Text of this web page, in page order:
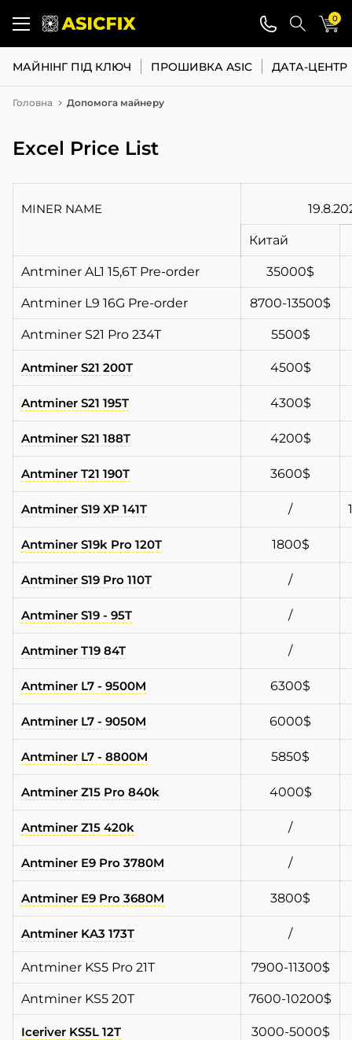
0
МАЙНІНГ ПІД КЛЮЧ ПРОШИВКА ASIC ДАТА-ЦЕНТР
Головна Допомога майнеру
Excel Price List
MINER NAME
Китай
Antminer AL1 15,6T Pre-order 35000$
Antminer L9 16G Pre-order 8700-13500$
Antminer S21 Pro 234T 5500$
Antminer S21 200T 4500$
Antminer S21 195T 4300$
Antminer S21 188T 4200$
Antminer T21 190T 3600$
Antminer S19 XP 141T /
Antminer S19k Pro 120T 1800$
Antminer S19 Pro 110T /
Antminer S19 - 95T /
Antminer T19 84T /
Antminer L7 - 9500M 6300$
Antminer L7 - 9050M 6000$
Antminer L7 - 8800M 5850$
Antminer Z15 Pro 840k 4000$
Antminer Z15 420k /
Antminer E9 Pro 3780M /
Antminer E9 Pro 3680M 3800$
Antminer KA3 173T /
Antminer KS5 Pro 21T 7900-11300$
Antminer KS5 20T 7600-10200$
Iceriver KS5L 12T 3000-5000$